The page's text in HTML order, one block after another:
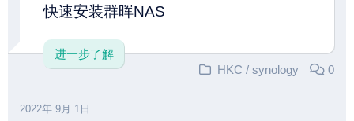
快速安装群晖NAS
进一步了解
HKC / synology 0
2022年 9月 1日